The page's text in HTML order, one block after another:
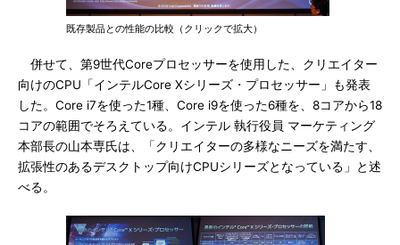
既存製品との性能の比較（クリックで拡大）
併せて、第9世代Coreプロセッサーを使用した、クリエイター
向けのCPU「インテルCore Xシリーズ・プロセッサー」も発表
した。Core i7を使った1種、Core i9を使った6種を、8コアから18
コアの範囲でそろえている。インテル 執行役員 マーケティング
本部長の山本専氏は、「クリエイターの多様なニーズを満たす、
拡張性のあるデスクトップ向けCPUシリーズとなっている」と述
べる。